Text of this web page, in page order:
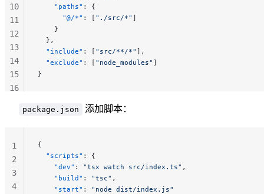
    "paths"
: {
      "@/*"
: [ "./src/*" ]
    }
  },
  "include"
: [ "src/**/*" ],
  "exclude"
: [ "node_modules" ]
}
10
11
12
13
14
15
16
package.json 添加脚本：
{
  "scripts"
: {
    "dev"
: "tsx watch src/index.ts" ,
    "build"
: "tsc" ,
    "start"
: "node dist/index.js"
1
2
3
4